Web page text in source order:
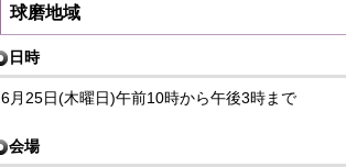
球磨地域
日時
6月25日(木曜日)午前10時から午後3時まで
会場